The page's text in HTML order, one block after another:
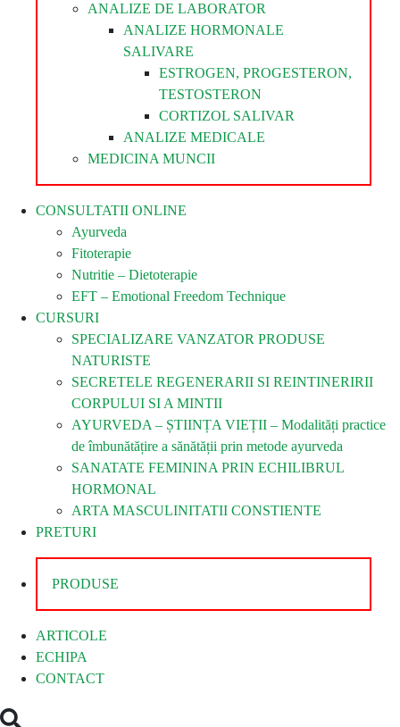
ANALIZE DE LABORATOR
ANALIZE HORMONALE
SALIVARE
ESTROGEN, PROGESTERON,
TESTOSTERON
CORTIZOL SALIVAR
ANALIZE MEDICALE
MEDICINA MUNCII
CONSULTATII ONLINE
Ayurveda
Fitoterapie
Nutritie – Dietoterapie
EFT – Emotional Freedom Technique
CURSURI
SPECIALIZARE VANZATOR PRODUSE
NATURISTE
SECRETELE REGENERARII SI REINTINERIRII
CORPULUI SI A MINTII
AYURVEDA – ȘTIINȚA VIEȚII – Modalități practice
de îmbunătățire a sănătății prin metode ayurveda
SANATATE FEMININA PRIN ECHILIBRUL
HORMONAL
ARTA MASCULINITATII CONSTIENTE
PRETURI
PRODUSE
ARTICOLE
ECHIPA
CONTACT